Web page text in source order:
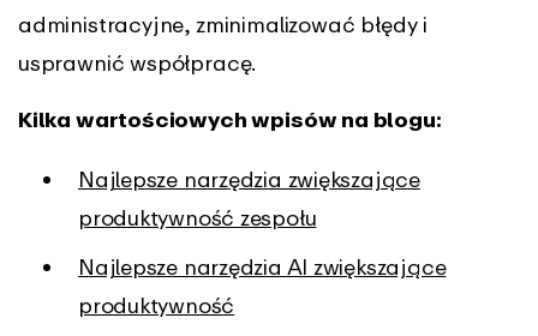
administracyjne, zminimalizować błędy i
usprawnić współpracę.
Kilka wartościowych wpisów na blogu:
Najlepsze narzędzia zwiększające
produktywność zespołu
Najlepsze narzędzia AI zwiększające
produktywność